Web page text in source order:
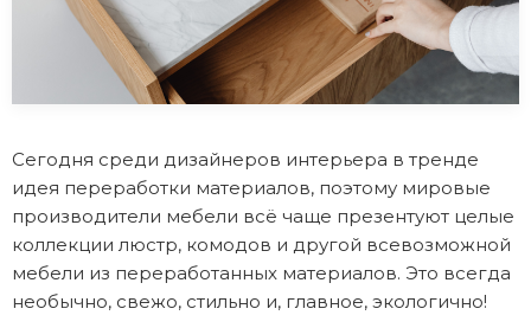
Сегодня среди дизайнеров интерьера в тренде
идея переработки материалов, поэтому мировые
производители мебели всё чаще презентуют целые
коллекции люстр, комодов и другой всевозможной
мебели из переработанных материалов. Это всегда
необычно, свежо, стильно и, главное, экологично!